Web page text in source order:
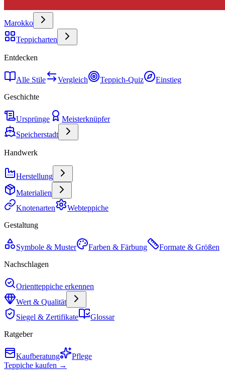
Marokko
Teppicharten
Entdecken
Alle Stile Vergleich Teppich-Quiz
Einstieg
Geschichte
Ursprünge
Meisterknüpfer
Speicherstadt
Handwerk
Herstellung
Materialien
Knotenarten
Webteppiche
Gestaltung
Symbole & Muster Farben & Färbung
Formate & Größen
Nachschlagen
Orientteppiche erkennen
Wert & Qualität
Siegel & Zertifikate
Glossar
Ratgeber
Kaufberatung
Pflege
Teppiche kaufen →